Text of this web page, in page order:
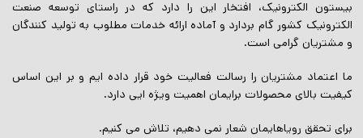
بیستون الکترونیک، افتخار این را دارد که در راستای توسعه صنعت
الکترونیک کشور گام بردارد و آماده ارائه خدمات مطلوب به تولید کنندگان
و مشتریان گرامی است.
ما اعتماد مشتریان را رسالت فعالیت خود قرار داده ایم و بر این اساس
کیفیت بالای محصولات برایمان اهمیت ویژه ایی دارد.
برای تحقق رویاهایمان شعار نمی دهیم، تلاش می کنیم.